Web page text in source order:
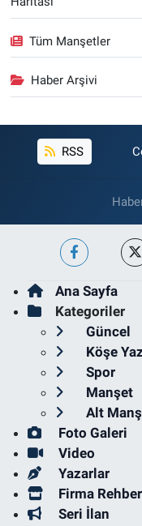
Tüm Manşetler
Haber Arşivi
RSS
Ana Sayfa
Kategoriler
Güncel
Köşe
Spor
Manşet
Alt
Foto Galeri
Video
Yazarlar
Firma
Seri İlan